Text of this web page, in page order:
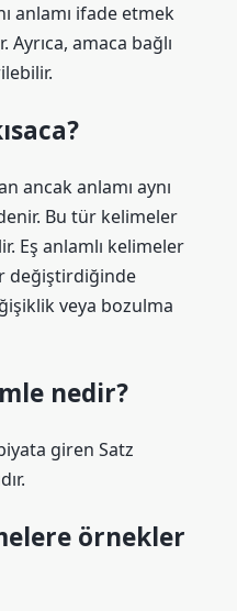
anlamı ifade etmek
amaca bağlı
ancak anlamı aynı
Bu tür kelimeler
Eş anlamlı kelimeler
değiştirdiğinde
veya bozulma
nedir?
giren Satz
örnekler